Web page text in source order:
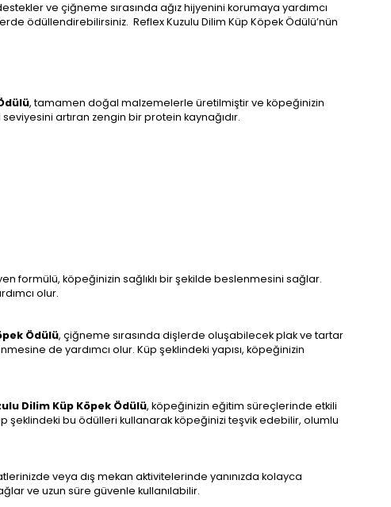
ve çiğneme sırasında ağız hijyenini korumaya yardımcı
ödüllendirebilirsiniz. Reflex Kuzulu Dilim Küp Köpek Ödülü’nün
, tamamen doğal malzemelerle üretilmiştir ve köpeğinizin
artıran zengin bir protein kaynağıdır.
formülü, köpeğinizin sağlıklı bir şekilde beslenmesini sağlar.
olur.
Ödülü, çiğneme sırasında dişlerde oluşabilecek plak ve tartar
de yardımcı olur. Küp şeklindeki yapısı, köpeğinizin
Dilim Küp Köpek Ödülü, köpeğinizin eğitim süreçlerinde etkili
şeklindeki bu ödülleri kullanarak köpeğinizi teşvik edebilir, olumlu
veya dış mekan aktivitelerinde yanınızda kolayca
ve uzun süre güvenle kullanılabilir.